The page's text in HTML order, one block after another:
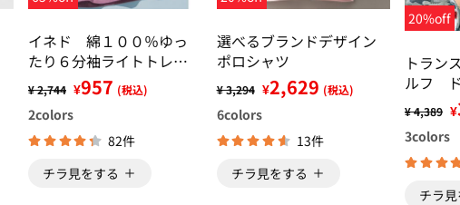
イネド 綿１００％ゆっ
たり６分袖ライトトレー
¥ 2,744 ¥957 (税込)
2colors
82件
チラ見をする
選べるブランドデザイン
ポロシャツ
¥ 3,294 ¥2,629 (税込)
6colors
13件
チラ見をする
20%off
トラン
ルフ
ーフジ
¥ 4,389 ¥
3colors
チラ